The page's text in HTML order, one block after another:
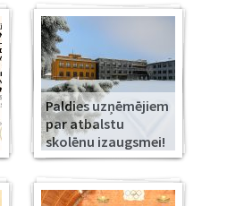
Paldies uzņēmējiem
par atbalstu
skolēnu izaugsmei!